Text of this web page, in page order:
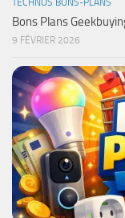
TECHNOS BONS-PLANS
Bons Plans
9 FÉVRIER 2026